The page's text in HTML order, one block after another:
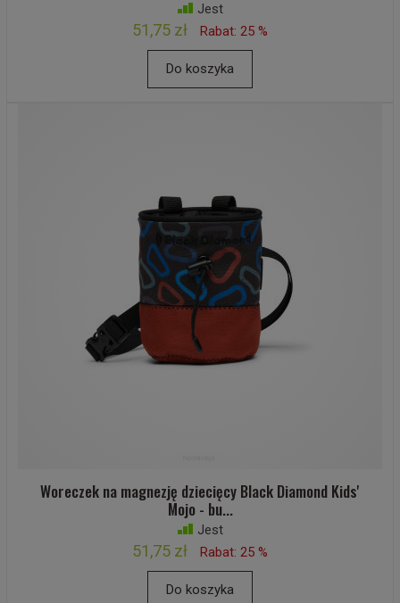
Jest
51,75 zł Rabat: 25 %
Do koszyka
Woreczek na magnezję dziecięcy Black Diamond Kids'
Mojo - bu...
Jest
51,75 zł Rabat: 25 %
Do koszyka